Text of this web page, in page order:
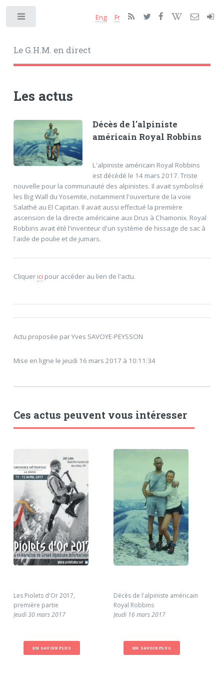
Le G.H.M. en direct
Eng Fr
Les actus
Décès de l'alpiniste
américain Royal Robbins
L'alpiniste américain Royal Robbins
est décédé le 14 mars 2017. Triste
nouvelle pour la communauté des alpinistes. Il avait symbolisé
les Big Wall du Yosemite, notamment l'ouverture de la voie
Salathé au El Capitan. Il avait aussi effectué la première
ascension de la directe américaine aux Drus à Chamonix. Royal
Robbins avait été l'inventeur d'un système de hissage de sac à
l'aide de poulie et de jumars.
Cliquerici pour accéder au lien de l'actu.
Actu proposée par Yves SAVOYE-PEYSSON
Mise en ligne le jeudi 16 mars 2017 à 10:11:34
Ces actus peuvent vous intéresser
Les Piolets d'Or 2017,
première partie
Jeudi 30 mars 2017
EN SAVOIR PLUS
Décès de l'alpiniste américain
Royal Robbins
Jeudi 16 mars 2017
EN SAVOIR PLUS